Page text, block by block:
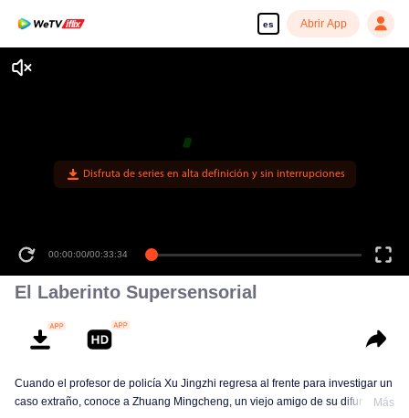
es Abrir App
Disfruta de series en alta definición y sin interrupciones
00:00:00/00:33:34
El Laberinto Supersensorial
Cuando el profesor de policía Xu Jingzhi regresa al frente para investigar un
caso extraño, conoce a Zhuang Mingcheng, un viejo amigo de su difunto Más